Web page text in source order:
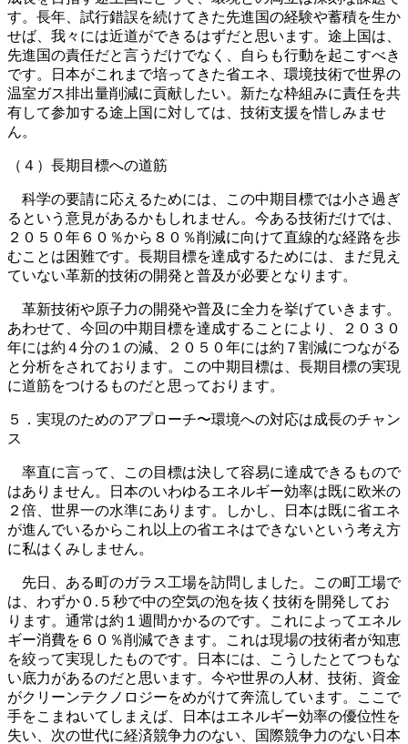
す。長年、試行錯誤を続けてきた先進国の経験や蓄積を生か
せば、我々には近道ができるはずだと思います。途上国は、
先進国の責任だと言うだけでなく、自らも行動を起こすべき
です。日本がこれまで培ってきた省エネ、環境技術で世界の
温室ガス排出量削減に貢献したい。新たな枠組みに責任を共
有して参加する途上国に対しては、技術支援を惜しみませ
ん。
（４）長期目標への道筋
科学の要請に応えるためには、この中期目標では小さ過ぎ
るという意見があるかもしれません。今ある技術だけでは、
２０５０年６０％から８０％削減に向けて直線的な経路を歩
むことは困難です。長期目標を達成するためには、まだ見え
ていない革新的技術の開発と普及が必要となります。
革新技術や原子力の開発や普及に全力を挙げていきます。
あわせて、今回の中期目標を達成することにより、２０３０
年には約４分の１の減、２０５０年には約７割減につながる
と分析をされております。この中期目標は、長期目標の実現
に道筋をつけるものだと思っております。
５．実現のためのアプローチ〜環境への対応は成長のチャン
ス
率直に言って、この目標は決して容易に達成できるもので
はありません。日本のいわゆるエネルギー効率は既に欧米の
２倍、世界一の水準にあります。しかし、日本は既に省エネ
が進んでいるからこれ以上の省エネはできないという考え方
に私はくみしません。
先日、ある町のガラス工場を訪問しました。この町工場で
は、わずか０.５秒で中の空気の泡を抜く技術を開発してお
ります。通常は約１週間かかるのです。これによってエネル
ギー消費を６０％削減できます。これは現場の技術者が知恵
を絞って実現したものです。日本には、こうしたとてつもな
い底力があるのだと思います。今や世界の人材、技術、資金
がクリーンテクノロジーをめがけて奔流しています。ここで
手をこまねいてしまえば、日本はエネルギー効率の優位性を
失い、次の世代に経済競争力のない、国際競争力のない日本